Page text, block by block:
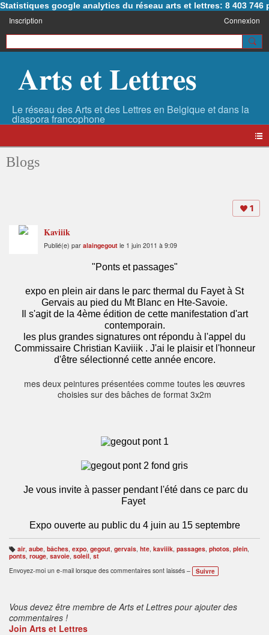
Statistiques google analytics du réseau arts et lettres: 8 403 746
Inscription Connexion
Arts et Lettres
Blogs
1
Kaviiik
Publié(e) par alaingegout le 1 juin 2011 à 9:09
"Ponts et passages"
expo en plein air dans le parc thermal du Fayet à St
Gervais au pied du Mt Blanc en Hte-Savoie.
Il s'agit de la 4ème édition de cette manifestation d'art
contemporain.
les plus grandes signatures ont répondu à l'appel du
Commissaire Christian Kaviiik . J'ai le plaisir et l'honneur
d'être sélectionné cette année encore.
mes deux peintures présentées comme toutes les œuvres
choisies sur des bâches de format 3x2m
Je vous invite à passer pendant l'été dans ce parc du
Fayet
Expo ouverte au public du 4 juin au 15 septembre
B
ali
s
e
air, aube, bâches, expo, gegout, gervais, hte, kaviiik, passages, photos, plein,
ponts rouge savoie soleil st
Envoyez-moi un e-mail lorsque des commentaires sont laissés –
Suivre
Vous devez être membre de Arts et Lettres pour ajouter des
commentaires !
Join Arts et Lettres